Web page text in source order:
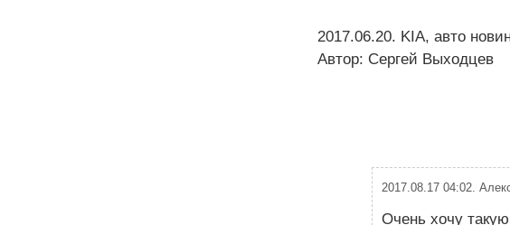
2017.06.20. KIA, авто
Автор: Сергей Выходцев
2017.08.17 04:02.
Очень хочу